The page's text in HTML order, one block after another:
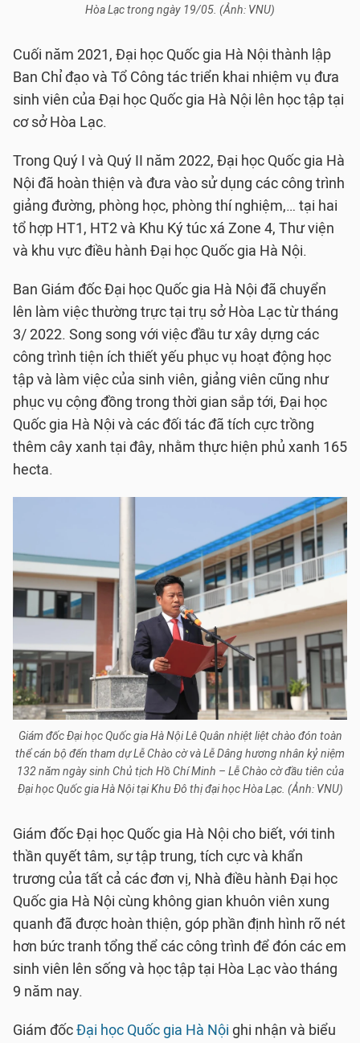
Hòa Lạc trong ngày 19/05. (Ảnh: VNU)
Cuối năm 2021, Đại học Quốc gia Hà Nội thành lập
Ban Chỉ đạo và Tổ Công tác triển khai nhiệm vụ đưa
sinh viên của Đại học Quốc gia Hà Nội lên học tập tại
cơ sở Hòa Lạc.
Trong Quý I và Quý II năm 2022, Đại học Quốc gia Hà
Nội đã hoàn thiện và đưa vào sử dụng các công trình
giảng đường, phòng học, phòng thí nghiệm,… tại hai
tổ hợp HT1, HT2 và Khu Ký túc xá Zone 4, Thư viện
và khu vực điều hành Đại học Quốc gia Hà Nội.
Ban Giám đốc Đại học Quốc gia Hà Nội đã chuyển
lên làm việc thường trực tại trụ sở Hòa Lạc từ tháng
3/ 2022. Song song với việc đầu tư xây dựng các
công trình tiện ích thiết yếu phục vụ hoạt động học
tập và làm việc của sinh viên, giảng viên cũng như
phục vụ cộng đồng trong thời gian sắp tới, Đại học
Quốc gia Hà Nội và các đối tác đã tích cực trồng
thêm cây xanh tại đây, nhằm thực hiện phủ xanh 165
hecta.
Giám đốc Đại học Quốc gia Hà Nội Lê Quân nhiệt liệt chào đón toàn
thể cán bộ đến tham dự Lễ Chào cờ và Lễ Dâng hương nhân kỷ niệm
132 năm ngày sinh Chủ tịch Hồ Chí Minh – Lễ Chào cờ đầu tiên của
Đại học Quốc gia Hà Nội tại Khu Đô thị đại học Hòa Lạc. (Ảnh: VNU)
Giám đốc Đại học Quốc gia Hà Nội cho biết, với tinh
thần quyết tâm, sự tập trung, tích cực và khẩn
trương của tất cả các đơn vị, Nhà điều hành Đại học
Quốc gia Hà Nội cùng không gian khuôn viên xung
quanh đã được hoàn thiện, góp phần định hình rõ nét
hơn bức tranh tổng thể các công trình để đón các em
sinh viên lên sống và học tập tại Hòa Lạc vào tháng
9 năm nay.
Giám đốcĐại học Quốc gia Hà Nội ghi nhận và biểu